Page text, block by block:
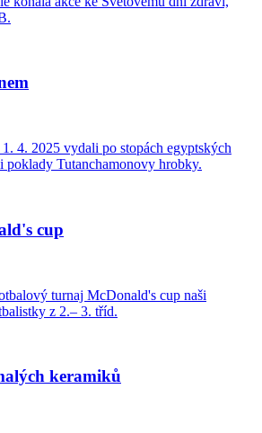
4. 2025 vydali po stopách egyptských
poklady Tutanchamonovy hrobky.
cup
turnaj McDonald's cup naši
z 2.– 3. tříd.
keramiků